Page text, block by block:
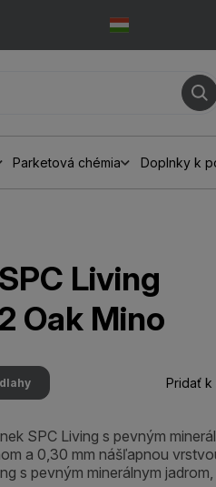
Parketová chémia Doplnky k
Living
Oak Mino
Pridať
SPC Living s pevným
a 0,30 mm nášľapnou
s pevným minerálnym